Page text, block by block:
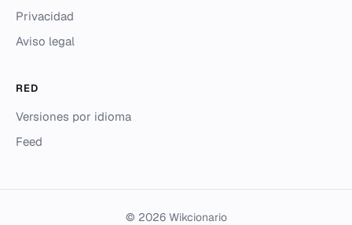
Privacidad
Aviso legal
RED
Versiones por idioma
Feed
© 2026 Wikcionario